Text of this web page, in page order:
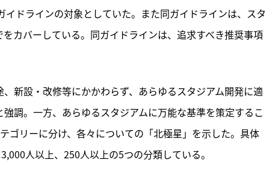
ドラインの対象としていた。また同ガイドラインは、スタ
カバーしている。同ガイドラインは、追求すべき推奨事項
新設・改修等にかかわらず、あらゆるスタジアム開発に適
調。一方、あらゆるスタジアムに万能な基準を策定するこ
ゴリーに分け、各々についての「北極星」を示した。具体
人以上、250人以上の5つの分類している。